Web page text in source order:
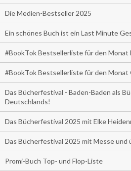
Die Medien-Bestseller 2025
Ein schönes Buch ist ein Last Minute
#BookTok Bestsellerliste für den Monat
#BookTok Bestsellerliste für den Monat
Das Bücherfestival - Baden-Baden als
Deutschlands!
Das Bücherfestival 2025 mit Elke
Das Bücherfestival 2025 mit Messe und
Promi-Buch Top- und Flop-Liste